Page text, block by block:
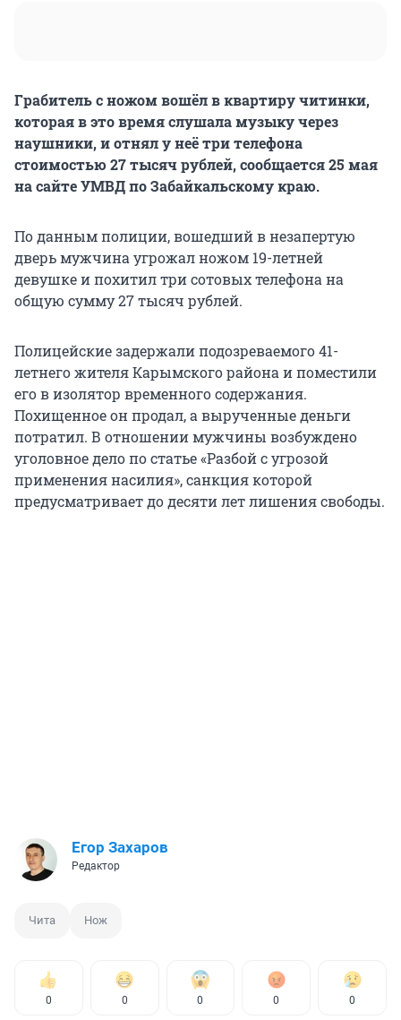
Грабитель с ножом вошёл в квартиру читинки,
которая в это время слушала музыку через
наушники, и отнял у неё три телефона
стоимостью 27 тысяч рублей, сообщается 25 мая
на сайте УМВД по Забайкальскому краю.
По данным полиции, вошедший в незапертую
дверь мужчина угрожал ножом 19-летней
девушке и похитил три сотовых телефона на
общую сумму 27 тысяч рублей.
Полицейские задержали подозреваемого 41-
летнего жителя Карымского района и поместили
его в изолятор временного содержания.
Похищенное он продал, а вырученные деньги
потратил. В отношении мужчины возбуждено
уголовное дело по статье «Разбой с угрозой
применения насилия», санкция которой
предусматривает до десяти лет лишения свободы.
Егор Захаров
Редактор
Чита Нож
0 0 0 0 0